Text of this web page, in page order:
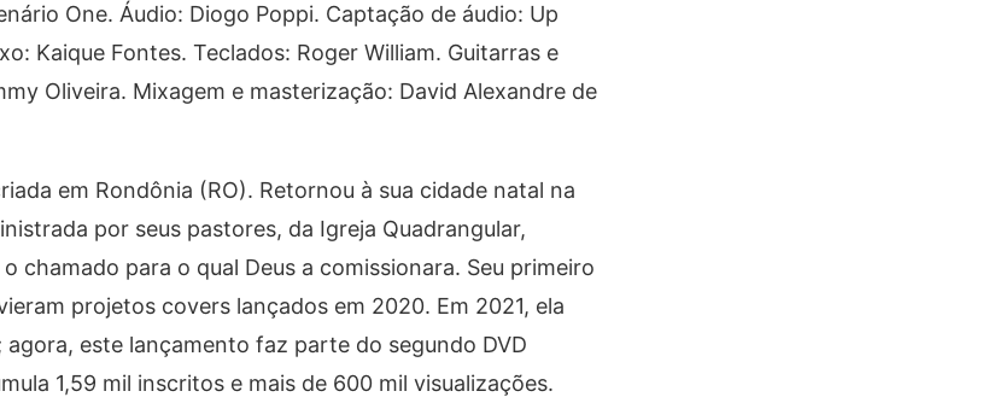
One. Áudio: Diogo Poppi. Captação de áudio: Up
Kaique Fontes. Teclados: Roger William. Guitarras e
Oliveira. Mixagem e masterização: David Alexandre de
em Rondônia (RO). Retornou à sua cidade natal na
por seus pastores, da Igreja Quadrangular,
chamado para o qual Deus a comissionara. Seu primeiro
projetos covers lançados em 2020. Em 2021, ela
este lançamento faz parte do segundo DVD
1,59 mil inscritos e mais de 600 mil visualizações.